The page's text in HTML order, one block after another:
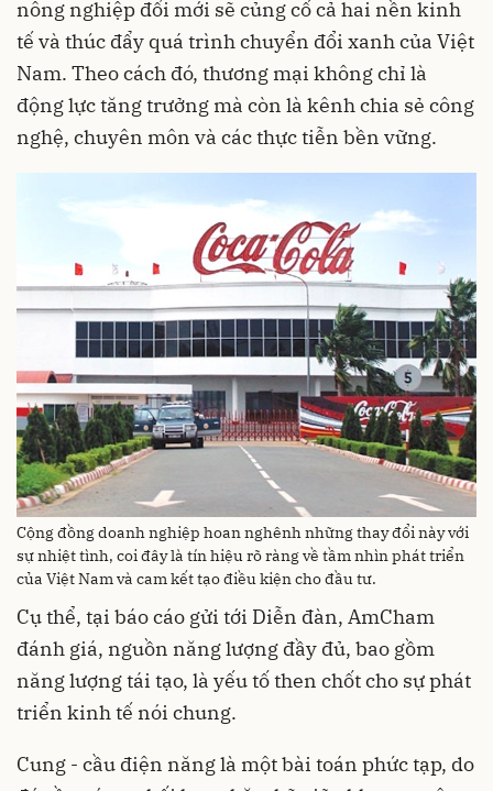
nông nghiệp đổi mới sẽ củng cố cả hai nền kinh
tế và thúc đẩy quá trình chuyển đổi xanh của Việt
Nam. Theo cách đó, thương mại không chỉ là
động lực tăng trưởng mà còn là kênh chia sẻ công
nghệ, chuyên môn và các thực tiễn bền vững.
Cộng đồng doanh nghiệp hoan nghênh những thay đổi này với
sự nhiệt tình, coi đây là tín hiệu rõ ràng về tầm nhìn phát triển
của Việt Nam và cam kết tạo điều kiện cho đầu tư.
Cụ thể, tại báo cáo gửi tới Diễn đàn, AmCham
đánh giá, nguồn năng lượng đầy đủ, bao gồm
năng lượng tái tạo, là yếu tố then chốt cho sự phát
triển kinh tế nói chung.
Cung - cầu điện năng là một bài toán phức tạp, do